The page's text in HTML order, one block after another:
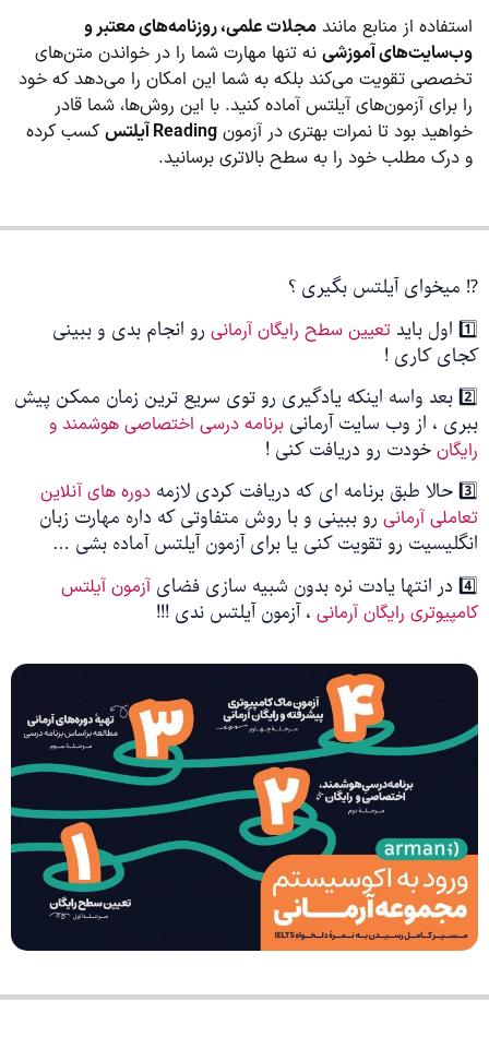
استفاده از منابع مانند مجلات علمی، روزنامه‌های معتبر و
وب‌سایت‌های آموزشی نه تنها مهارت شما را در خواندن متن‌های
تخصصی تقویت می‌کند بلکه به شما این امکان را می‌دهد که خود
را برای آزمون‌های آیلتس آماده کنید. با این روش‌ها، شما قادر
خواهید بود تا نمرات بهتری در آزمون Reading آیلتس
کسب کرده
و درک مطلب خود را به سطح بالاتری برسانید.
⁉️ میخوای آیلتس بگیری ؟
1️⃣ اول باید
تعیین سطح رایگان آرمانی رو انجام بدی و ببینی
کجای کاری !
2️⃣ بعد واسه اینکه یادگیری رو توی سریع ترین زمان ممکن پیش
ببری ، از وب سایت آرمانی برنامه درسی اختصاصی هوشمند و
رایگان خودت رو دریافت کنی !
3️⃣ حالا طبق برنامه ای که دریافت کردی لازمه
دوره های آنلاین
تعاملی آرمانی رو ببینی و با روش متفاوتی که داره مهارت زبان
انگلیسیت رو تقویت کنی یا برای آزمون آیلتس آماده بشی …
4️⃣ در انتها یادت نره بدون شبیه سازی فضای
آزمون آیلتس
کامپیوتری رایگان آرمانی ، آزمون آیلتس ندی !!!